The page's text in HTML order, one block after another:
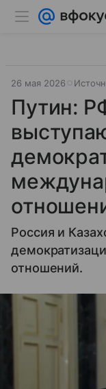
26 мая 2026
Путин:
Россия и
отношений.